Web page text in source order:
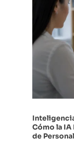
Cómo la IA
de Personal